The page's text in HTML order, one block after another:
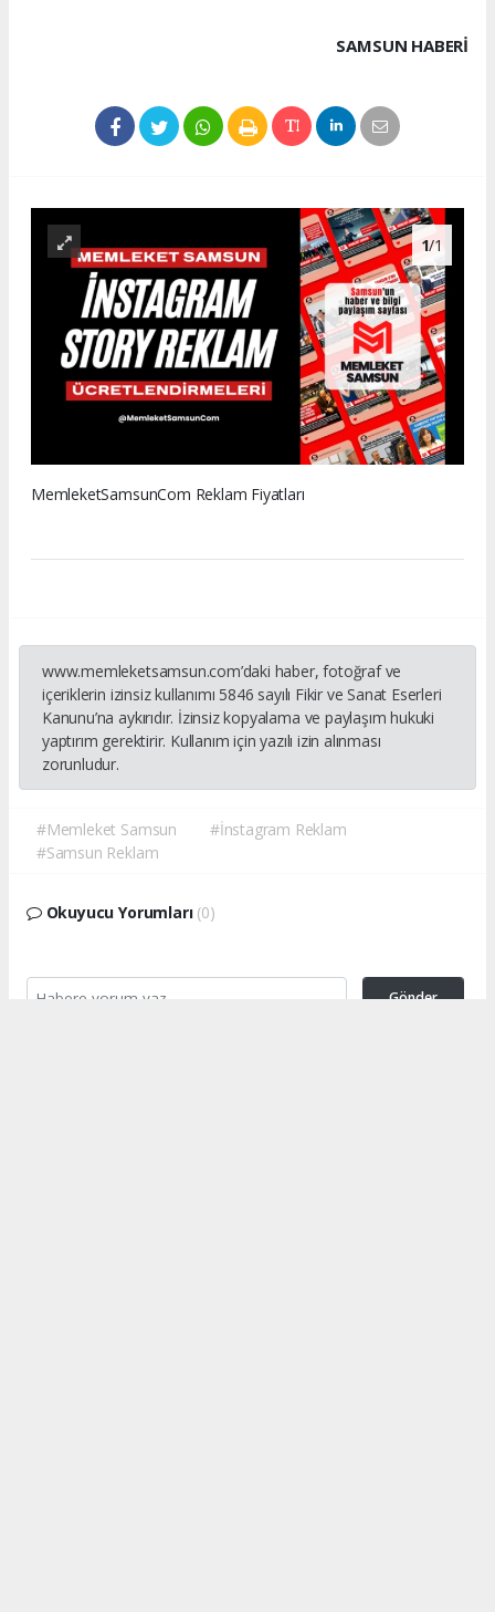
SAMSUN HABERİ
1/1
MemleketSamsunCom Reklam Fiyatları
www.memleketsamsun.com’daki haber, fotoğraf ve
içeriklerin izinsiz kullanımı 5846 sayılı Fikir ve Sanat Eserleri
Kanunu’na aykırıdır. İzinsiz kopyalama ve paylaşım hukuki
yaptırım gerektirir. Kullanım için yazılı izin alınması
zorunludur.
#Memleket Samsun
#İnstagram Reklam
#Samsun Reklam
Okuyucu Yorumları (0)
Gönder